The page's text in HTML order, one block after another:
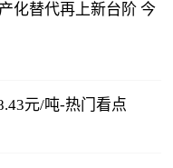
化替代再上新台阶 今
元/吨-热门看点